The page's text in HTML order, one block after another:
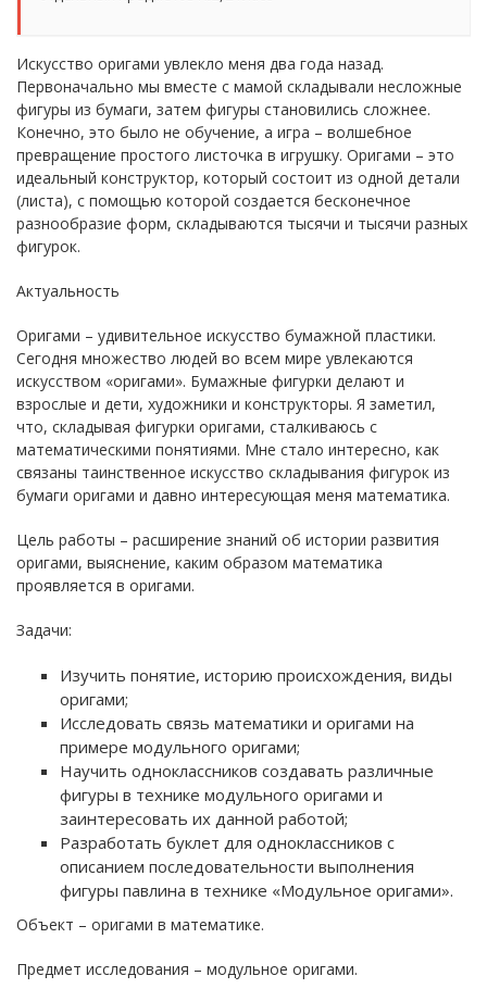
Искусство оригами увлекло меня два года назад.
Первоначально мы вместе с мамой складывали несложные
фигуры из бумаги, затем фигуры становились сложнее.
Конечно, это было не обучение, а игра – волшебное
превращение простого листочка в игрушку. Оригами – это
идеальный конструктор, который состоит из одной детали
(листа), с помощью которой создается бесконечное
разнообразие форм, складываются тысячи и тысячи разных
фигурок.
Актуальность
Оригами – удивительное искусство бумажной пластики.
Сегодня множество людей во всем мире увлекаются
искусством «оригами». Бумажные фигурки делают и
взрослые и дети, художники и конструкторы. Я заметил,
что, складывая фигурки оригами, сталкиваюсь с
математическими понятиями. Мне стало интересно, как
связаны таинственное искусство складывания фигурок из
бумаги оригами и давно интересующая меня математика.
Цель работы – расширение знаний об истории развития
оригами, выяснение, каким образом математика
проявляется в оригами.
Задачи:
Изучить понятие, историю происхождения, виды
оригами;
Исследовать связь математики и оригами на
примере модульного оригами;
Научить одноклассников создавать различные
фигуры в технике модульного оригами и
заинтересовать их данной работой;
Разработать буклет для одноклассников с
описанием последовательности выполнения
фигуры павлина в технике «Модульное оригами».
Объект – оригами в математике.
Предмет исследования – модульное оригами.